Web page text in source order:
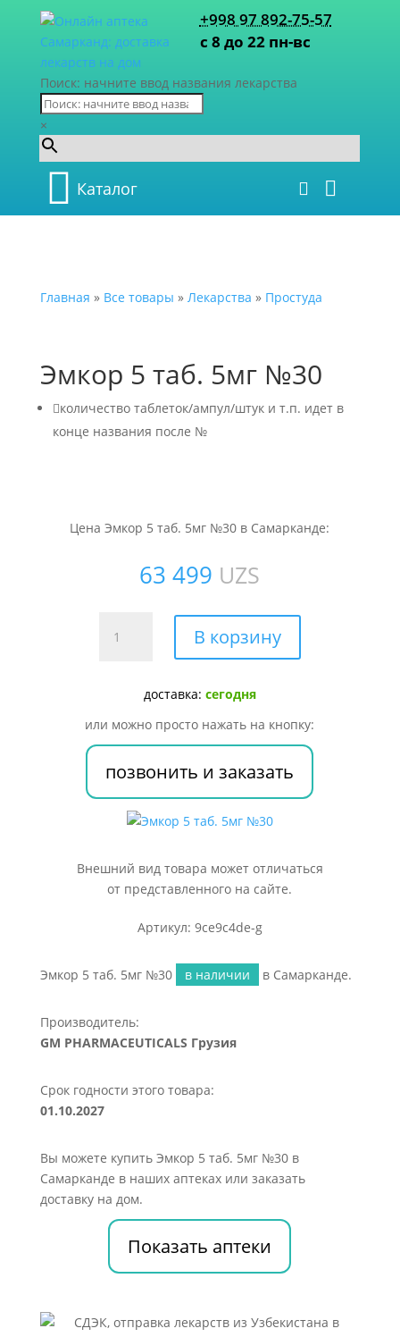
+998 97 892-75-57
с 8 до 22 пн-вс
Поиск: начните ввод названия лекарства
×
Каталог
Главная » Все товары » Лекарства » Простуда
Эмкор 5 таб. 5мг №30
количество таблеток/ампул/штук и т.п. идет в
конце названия после №
Цена Эмкор 5 таб. 5мг №30 в Самарканде:
63 499 UZS
товара
5мг
№30
В корзину
доставка: сегодня
или можно просто нажать на кнопку:
позвонить и заказать
Внешний вид товара может отличаться
от представленного на сайте.
Артикул: 9ce9c4de-g
Эмкор 5 таб. 5мг №30 в наличии в Самарканде.
Производитель:
GM PHARMACEUTICALS Грузия
Срок годности этого товара:
01.10.2027
Вы можете купить Эмкор 5 таб. 5мг №30 в
Самарканде в наших аптеках или заказать
доставку на дом.
Показать аптеки